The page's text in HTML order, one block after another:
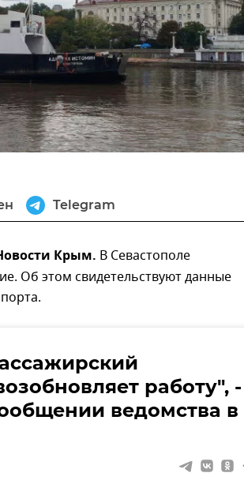
Telegram
Крым. В Севастополе
Об этом свидетельствуют данные
работу", -
ведомства в